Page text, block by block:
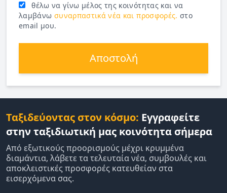
θέλω να γίνω μέλος της κοινότητας και να
λαμβάνω συναρπαστικά νέα και προσφορές. στο
email μου.
Αποστολή
Ταξιδεύοντας στον κόσμο: Εγγραφείτε
στην ταξιδιωτική μας κοινότητα σήμερα
Από εξωτικούς προορισμούς μέχρι κρυμμένα
διαμάντια, λάβετε τα τελευταία νέα, συμβουλές και
αποκλειστικές προσφορές κατευθείαν στα
εισερχόμενα σας.